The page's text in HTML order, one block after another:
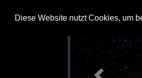
Diese Website nutzt Cookies, um